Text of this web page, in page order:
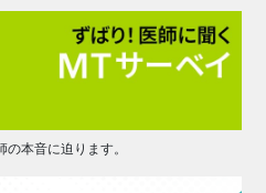
本音に迫ります。